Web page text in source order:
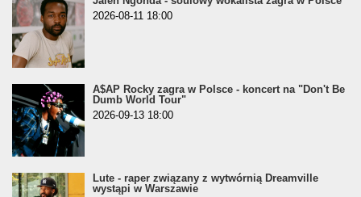
2026-08-11 18:00
A$AP Rocky zagra w Polsce - koncert na "Don't Be
Dumb World Tour"
2026-09-13 18:00
Lute - raper związany z wytwórnią Dreamville
wystąpi w Warszawie